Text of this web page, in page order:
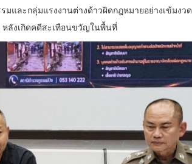
มและกลุ่มแรงงานต่างด้าวผิดกฎหมายอย่างเข้มงวด
ลังเกิดคดีสะเทือนขวัญในพื้นที่